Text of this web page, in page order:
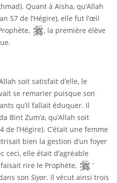
Quant à Aisha, qu’Allah
57 de l’Hégire), elle fut l’œil
, la première élève
soit satisfait d’elle, le
se remarier puisque son
qu’il fallait éduquer. Il
Bint Zum’a, qu’Allah soit
de l’Hégire). C’était une femme
bien la gestion d’un foyer
ceci, elle était d’agréable
rire le Prophète,
‘
son Siyar. Il vécut ainsi trois